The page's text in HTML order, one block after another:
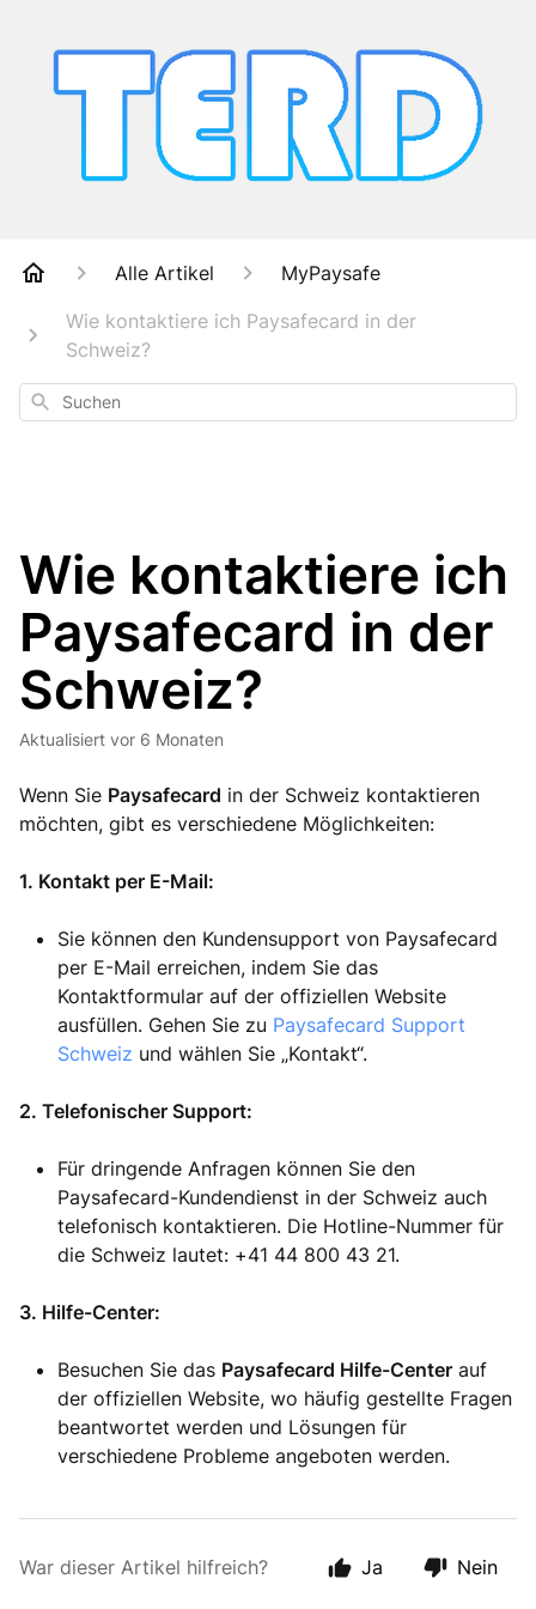
Alle Artikel
MyPaysafe
Wie kontaktiere ich Paysafecard in der
Schweiz?
Suchen
Wie kontaktiere ich
Paysafecard in der
Schweiz?
Aktualisiert vor 6 Monaten
Wenn Sie Paysafecard in der Schweiz kontaktieren
möchten, gibt es verschiedene Möglichkeiten:
1. Kontakt per E-Mail:
Sie können den Kundensupport von Paysafecard
per E-Mail erreichen, indem Sie das
Kontaktformular auf der offiziellen Website
ausfüllen. Gehen Sie zu Paysafecard Support
Schweiz und wählen Sie „Kontakt“.
2. Telefonischer Support:
Für dringende Anfragen können Sie den
Paysafecard-Kundendienst in der Schweiz auch
telefonisch kontaktieren. Die Hotline-Nummer für
die Schweiz lautet: +41 44 800 43 21.
3. Hilfe-Center:
Besuchen Sie das Paysafecard Hilfe-Center auf
der offiziellen Website, wo häufig gestellte Fragen
beantwortet werden und Lösungen für
verschiedene Probleme angeboten werden.
War dieser Artikel hilfreich? Ja Nein